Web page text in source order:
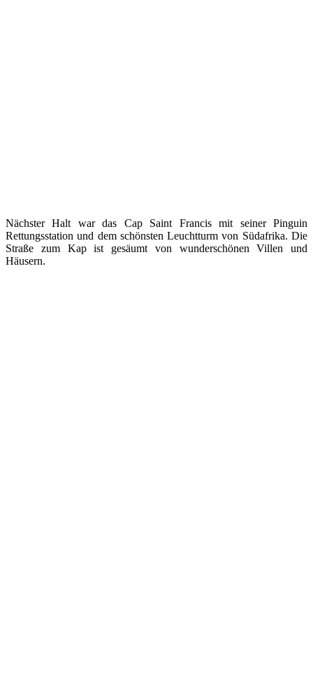
Nächster Halt war das Cap Saint Francis mit seiner Pinguin
Rettungsstation und dem schönsten Leuchtturm von Südafrika. Die
Straße zum Kap ist gesäumt von wunderschönen Villen und
Häusern.